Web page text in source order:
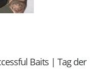
Baits | Tag der